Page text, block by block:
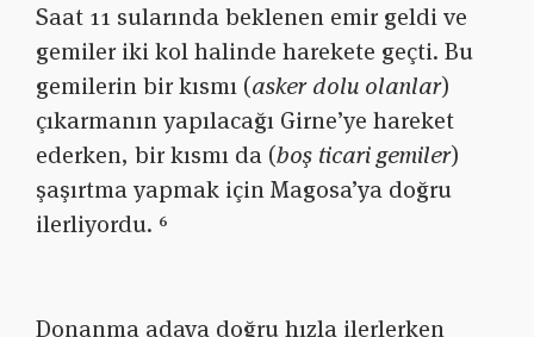
Saat 11 sularında beklenen emir geldi ve
gemiler iki kol halinde harekete geçti. Bu
gemilerin bir kısmı (asker dolu olanlar)
çıkarmanın yapılacağı Girne’ye hareket
ederken, bir kısmı da (boş ticari gemiler)
şaşırtma yapmak için Magosa’ya doğru
ilerliyordu. ⁶
Donanma adaya doğru hızla ilerlerken